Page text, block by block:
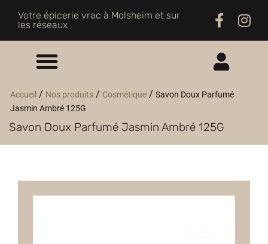
Votre épicerie vrac à Molsheim et sur
les réseaux
ME CONNECTER
Accueil / Nos produits / Cosmétique / Savon Doux Parfumé
Jasmin Ambré 125G
Savon Doux Parfumé Jasmin Ambré 125G